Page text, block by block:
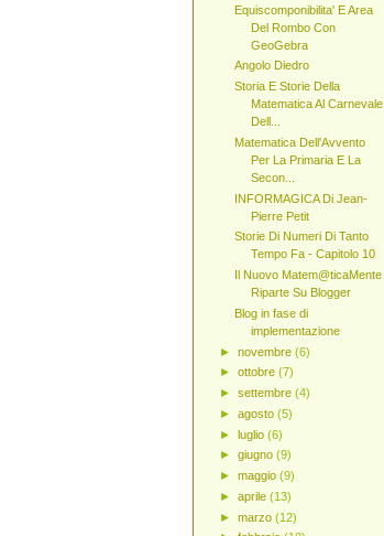
Equiscomponibilita' E Area
Del Rombo Con
GeoGebra
Angolo Diedro
Storia E Storie Della
Matematica Al Carnevale
Dell...
Matematica Dell'Avvento
Per La Primaria E La
Secon...
INFORMAGICA Di Jean-
Pierre Petit
Storie Di Numeri Di Tanto
Tempo Fa - Capitolo 10
Il Nuovo Matem@ticaMente
Riparte Su Blogger
Blog in fase di
implementazione
► novembre (6)
► ottobre (7)
► settembre (4)
► agosto (5)
► luglio (6)
► giugno (9)
► maggio (9)
► aprile (13)
► marzo (12)